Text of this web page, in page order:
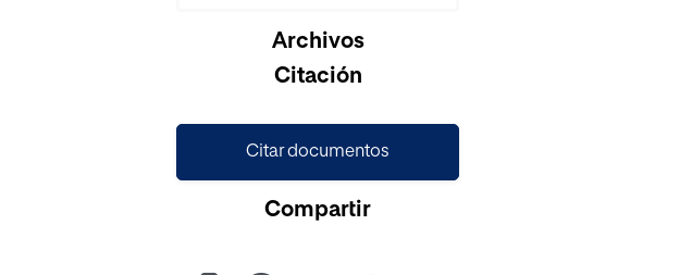
Archivos
Citación
Citar documentos
Compartir